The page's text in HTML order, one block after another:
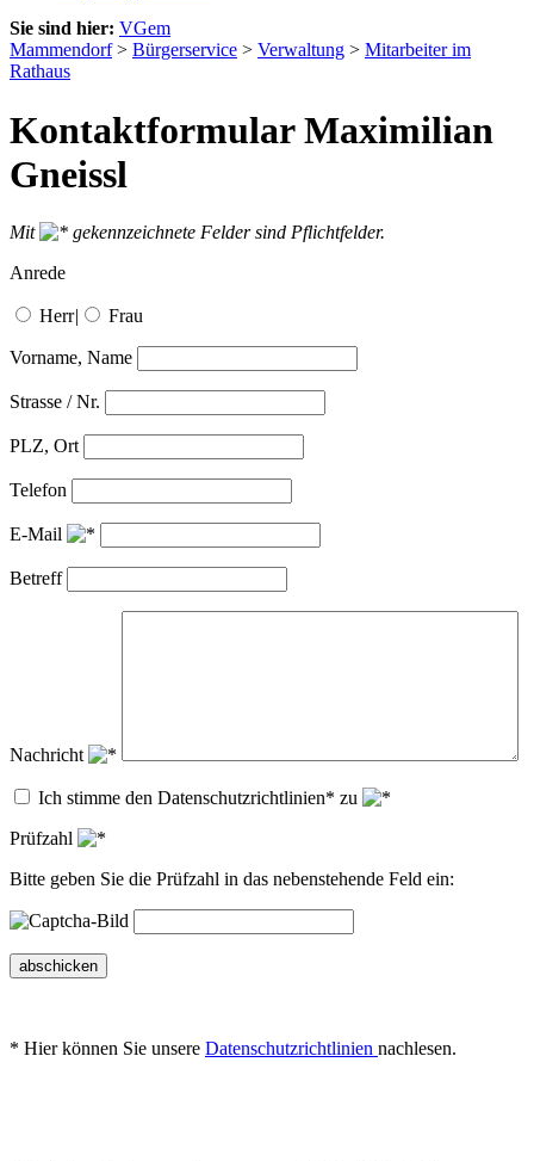
Sie sind hier: VGem
Mammendorf> Bürgerservice > Verwaltung > Mitarbeiter im
Rathaus
Kontaktformular Maximilian
Gneissl
Mit
gekennzeichnete Felder sind Pflichtfelder.
Anrede
Herr| Frau
Vorname, Name
Strasse / Nr.
PLZ, Ort
Telefon
E-Mail
Betreff
Nachricht
Ich stimme den Datenschutzrichtlinien* zu
Prüfzahl
Bitte geben Sie die Prüfzahl in das nebenstehende Feld ein:
abschicken
* Hier können Sie unsere Datenschutzrichtlinien nachlesen.